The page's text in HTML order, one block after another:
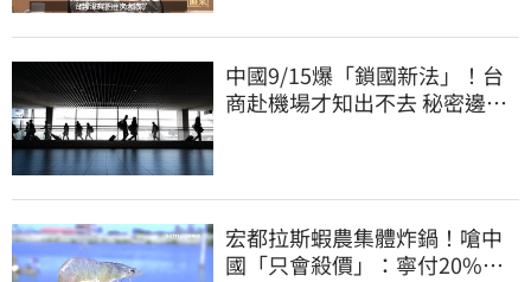
中國9/15爆「鎖國新法」！台
商赴機場才知出不去 秘密邊控
宏都拉斯蝦農集體炸鍋！嗆中
國「只會殺價」：寧付20%關